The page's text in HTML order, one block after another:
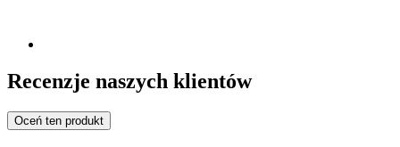
Recenzje naszych klientów
Oceń ten produkt